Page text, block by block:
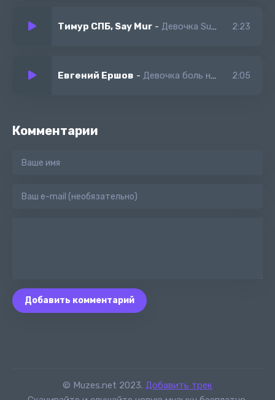
Тимур СПБ, Say Mur - Девочка Sunshine 2:23
Евгений Ершов - Девочка боль нах. твою любовь 2:05
Комментарии
Добавить комментарий
© Muzes.net 2023. Добавить трек